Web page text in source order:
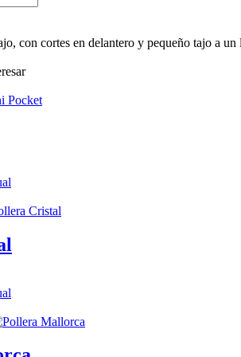
con cortes en delantero y pequeño tajo a un